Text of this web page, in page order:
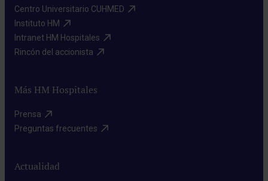
Centro Universitario CUHMED​
Instituto HM​
Intranet HM Hospitales​
Rincón del accionista​
Más HM Hospitales
Prensa​
Preguntas frecuentes​
Actualidad